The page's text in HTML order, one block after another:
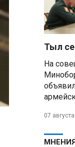
Тыл
На
07